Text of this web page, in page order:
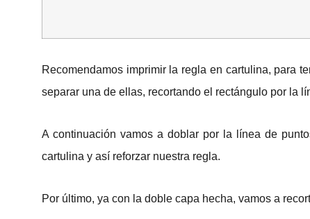
Recomendamos imprimir la regla en cartulina, para
separar una de ellas, recortando el rectángulo por la
A continuación vamos a doblar por la línea de
cartulina y así reforzar nuestra regla.
Por último, ya con la doble capa hecha, vamos a